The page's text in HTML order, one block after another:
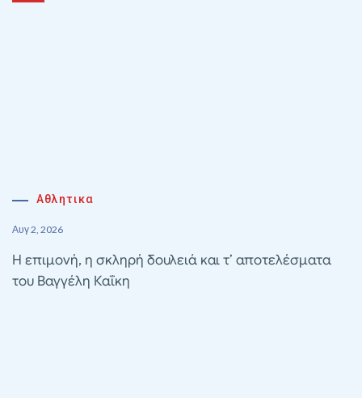
Αθλητικα
Αυγ 2, 2026
Η επιμονή, η σκληρή δουλειά και τ’ αποτελέσματα
του Βαγγέλη Καΐκη